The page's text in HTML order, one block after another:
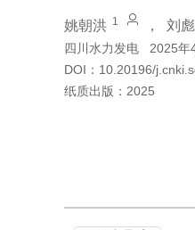
姚朝洪 1 ， 刘彪
四川水力发电
2025年
DOI： 10.20196/
纸质出版： 2025